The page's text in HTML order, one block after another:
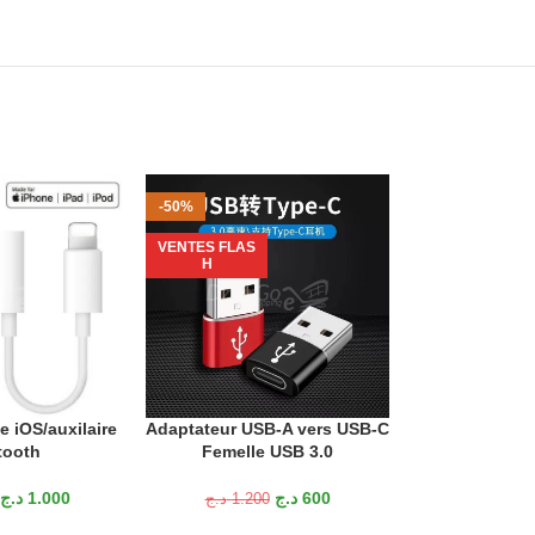
iOS/auxilaire
1.000 د.ج
-50%
VENTES FLAS
H
AJOUTER AU PANIER
Adaptateur USB-A vers USB-C
Femelle USB 3.0
1.200 د.ج 600 د.ج